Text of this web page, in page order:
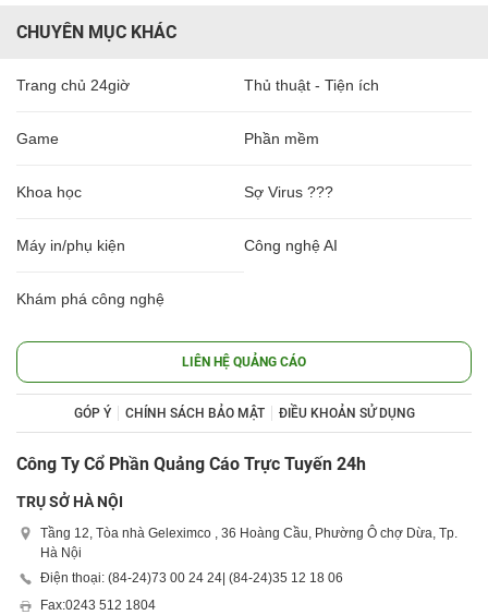
CHUYÊN MỤC KHÁC
Trang chủ 24giờ Thủ thuật - Tiện ích
Game Phần mềm
Khoa học Sợ Virus ???
Máy in/phụ kiện Công nghệ AI
Khám phá công nghệ
LIÊN HỆ QUẢNG CÁO
GÓP Ý CHÍNH SÁCH BẢO MẬT ĐIỀU KHOẢN SỬ DỤNG
Công Ty Cổ Phần Quảng Cáo Trực Tuyến 24h
TRỤ SỞ HÀ NỘI
Tầng 12, Tòa nhà Geleximco , 36 Hoàng Cầu, Phường Ô chợ Dừa, Tp.
Hà Nội
Điện thoại: (84-24)73 00 24 24 | (84-24)35 12 18 06
Fax:0243 512 1804